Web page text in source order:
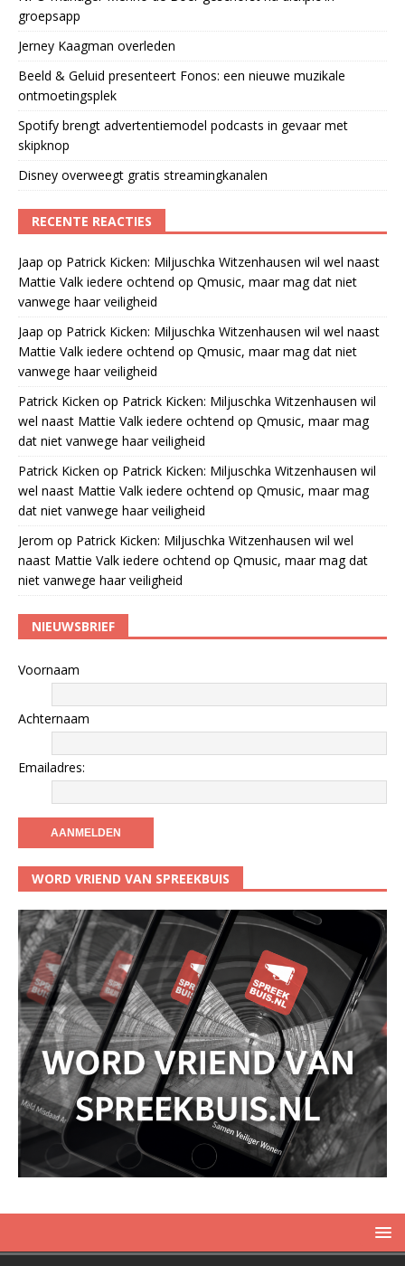
groepsapp
Jerney Kaagman overleden
Beeld & Geluid presenteert Fonos: een nieuwe muzikale
ontmoetingsplek
Spotify brengt advertentiemodel podcasts in gevaar met
skipknop
Disney overweegt gratis streamingkanalen
RECENTE REACTIES
Jaap op Patrick Kicken: Miljuschka Witzenhausen wil wel naast
Mattie Valk iedere ochtend op Qmusic, maar mag dat niet
vanwege haar veiligheid
Jaap op Patrick Kicken: Miljuschka Witzenhausen wil wel naast
Mattie Valk iedere ochtend op Qmusic, maar mag dat niet
vanwege haar veiligheid
Patrick Kicken op Patrick Kicken: Miljuschka Witzenhausen wil
wel naast Mattie Valk iedere ochtend op Qmusic, maar mag
dat niet vanwege haar veiligheid
Patrick Kicken op Patrick Kicken: Miljuschka Witzenhausen wil
wel naast Mattie Valk iedere ochtend op Qmusic, maar mag
dat niet vanwege haar veiligheid
Jerom op Patrick Kicken: Miljuschka Witzenhausen wil wel
naast Mattie Valk iedere ochtend op Qmusic, maar mag dat
niet vanwege haar veiligheid
NIEUWSBRIEF
Voornaam
Achternaam
Emailadres:
WORD VRIEND VAN SPREEKBUIS